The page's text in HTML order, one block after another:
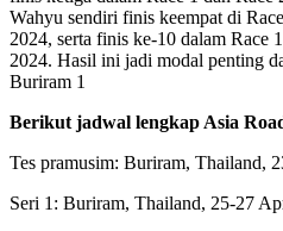
Wahyu sendiri finis keempat di
2024, serta finis ke-10 dalam Race
2024. Hasil ini jadi modal penting
Buriram 1
Berikut jadwal lengkap Asia
Tes pramusim: Buriram, Thailand,
Seri 1: Buriram, Thailand, 25-27